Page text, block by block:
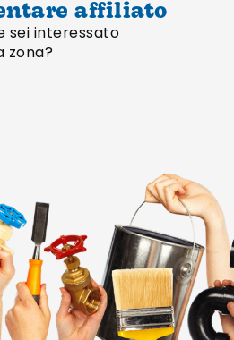
affiliato
sei interessato
zona?